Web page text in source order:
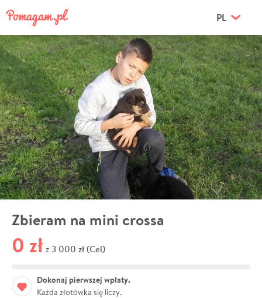
PL
Zbieram na mini crossa
0 zł z 3 000 zł (Cel)
Dokonaj pierwszej wpłaty.
Każda złotówka się liczy.